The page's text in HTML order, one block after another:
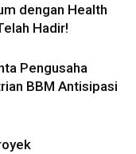
dengan Health
Hadir!
Pengusaha
BBM Antisipasi